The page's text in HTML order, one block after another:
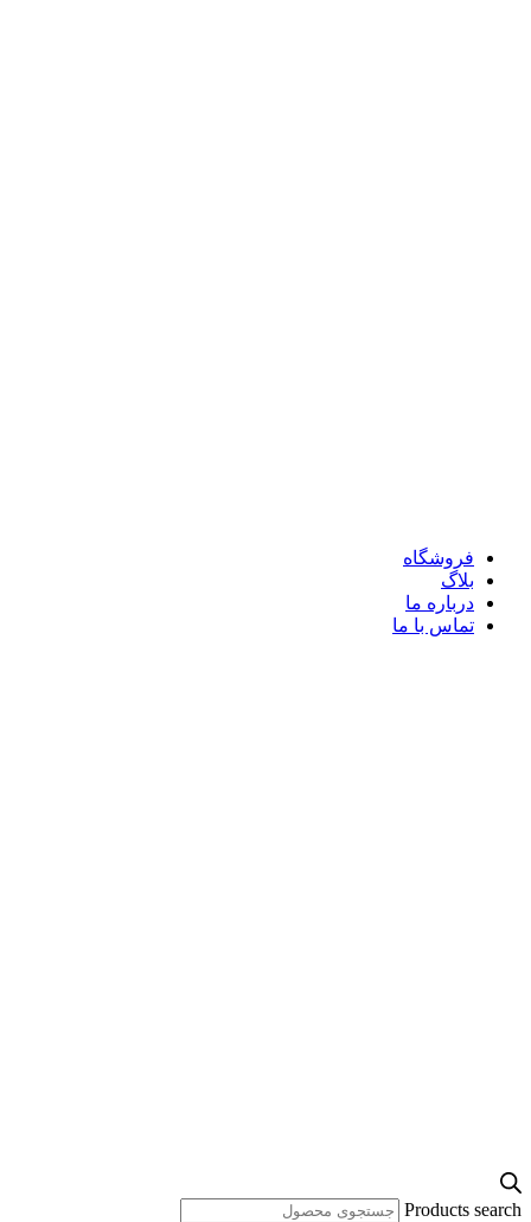
فروشگاه
بلاگ
درباره ما
تماس با ما
Products search